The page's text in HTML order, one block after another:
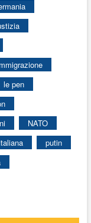
le pen
NATO
putin